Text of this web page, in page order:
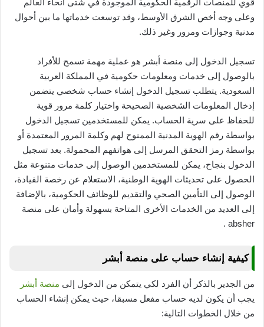
قوي للمنصات الرقمية الحكومية الموجودة في شتى أنحاء العالم
وعلى وجه أخص الشرق الأوسط، وقد توسعت خدماتها ما بين أحوال
مدنية وجوازات ومرور وغير ذلك.
تسجيل الدخول إلى منصة أبشر هو عملية مهمة تسمح للأفراد
بالوصول إلى خدمات ومعلومات حكومية في المملكة العربية
السعودية. يتطلب تسجيل الدخول إنشاء حساب شخصي يتضمن
إدخال المعلومات الشخصية الصحيحة واختيار كلمة مرور قوية
للحفاظ على سرية الحساب. يمكن للمستخدمين تسجيل الدخول
بواسطة رقم الهوية المدنية الممنوح لهم وكلمة المرور المعتمدة أو
بواسطة رمز التحقق المرسل إلى هواتفهم المحمولة. بعد تسجيل
الدخول بنجاح، يمكن للمستخدمين الوصول إلى خدمات متنوعة مثل
الحصول على تحديثات الهوية الوطنية، الاستعلام عن رخصة القيادة،
الوصول إلى التأمين الصحي والتقديم للوظائف الحكومية، بالإضافة
إلى العديد من الخدمات الأخرى المتاحة بسهولة وأمان على منصة
absher .
كيفية إنشاء حساب على منصة أبشر
من الجدير بالذكر أن الفرد لكي يتمكن من الدخول إلى منصة أبشر
يجب أن يكون لديه حساب مفعل مسبقا، حيث يمكن إنشاء الحساب
من خلال الخطوات التالية: